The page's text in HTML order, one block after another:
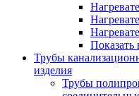
Показать
Трубы
изделия
Трубы